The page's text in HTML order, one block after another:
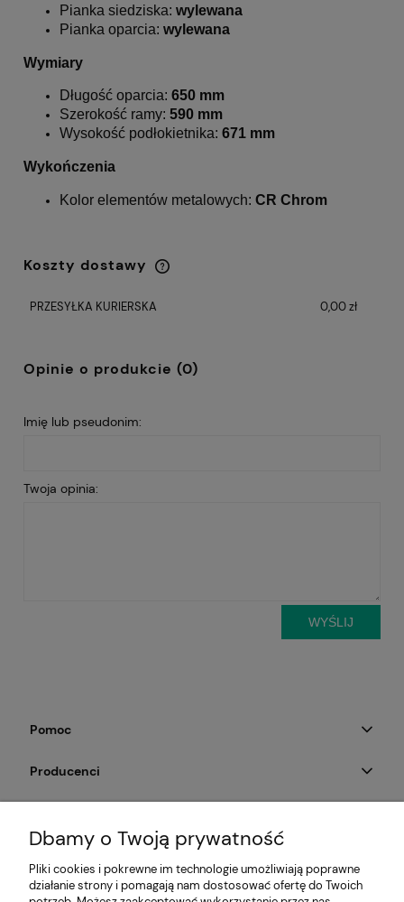
Pianka siedziska: wylewana
Pianka oparcia: wylewana
Wymiary
Długość oparcia: 650 mm
Szerokość ramy: 590 mm
Wysokość podłokietnika: 671 mm
Wykończenia
Kolor elementów metalowych: CR Chrom
Koszty dostawy
Cena nie zawiera ewentualnych kosztów
PRZESYŁKA KURIERSKA
0,00 zł
Opinie o produkcie (0)
Imię lub pseudonim:
Twoja opinia:
WYŚLIJ
Pomoc
Producenci
Na skróty
Informacje
Dbamy o Twoją prywatność
Pliki cookies i pokrewne im technologie umożliwiają poprawne
działanie strony i pomagają nam dostosować ofertę do Twoich